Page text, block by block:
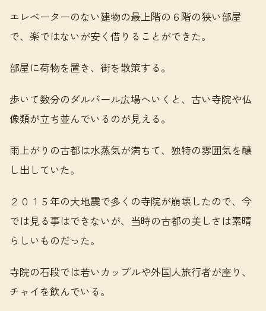
エレベーターのない建物の最上階の６階の狭い部屋
で、楽ではないが安く借りることができた。
部屋に荷物を置き、街を散策する。
歩いて数分のダルバール広場へいくと、古い寺院や仏
像類が立ち並んでいるのが見える。
雨上がりの古都は水蒸気が満ちて、独特の雰囲気を醸
し出していた。
２０１５年の大地震で多くの寺院が崩壊したので、今
では見る事はできないが、当時の古都の美しさは素晴
らしいものだった。
寺院の石段では若いカップルや外国人旅行者が座り、
チャイを飲んでいる。